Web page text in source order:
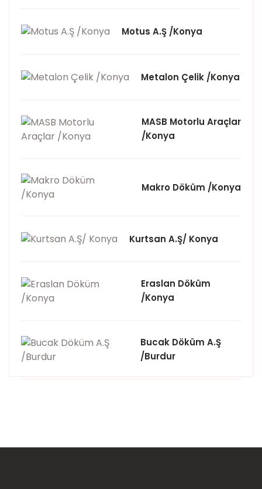
Motus A.Ş /Konya
Metalon Çelik /Konya
MASB Motorlu Araçlar
/Konya
Makro Döküm /Konya
Kurtsan A.Ş/ Konya
Eraslan Döküm
/Konya
Bucak Döküm A.Ş
/Burdur